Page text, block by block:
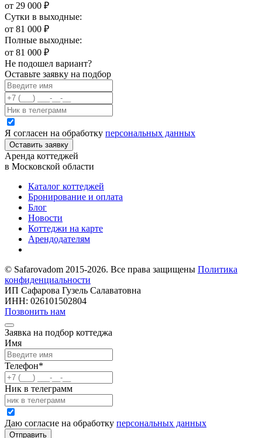
от 29 000 ₽
Сутки в выходные:
от 81 000 ₽
Полные выходные:
от 81 000 ₽
Не подошел вариант?
Оставьте заявку на подбор
Я согласен на обработку персональных данных
Оставить заявку
Аренда коттеджей
в Московской области
Каталог коттеджей
Бронирование и оплата
Блог
Новости
Коттеджи на карте
Арендодателям
© Safarovadom 2015-2026. Все права защищены Политика
конфиденциальности
ИП Сафарова Гузель Салаватовна
ИНН: 026101502804
Позвонить нам
Заявка на подбор коттеджа
Имя
Телефон*
Ник в телеграмм
Даю согласие на обработку персональных данных
Отправить